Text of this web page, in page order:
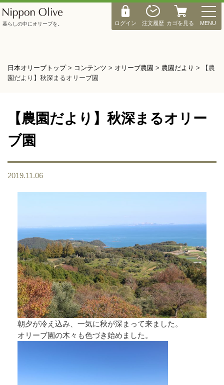
ログイン 注文履歴 カゴを見る
M
E
N
MENU
暮らしの中にオリーブを。
日本オリーブトップ> コンテンツ > オリーブ農園 > 農園だより >
【農
園だより】秋深まるオリーブ園
【農園だより】秋深まるオリー
ブ園
2019.11.06
朝夕が冷え込み、一気に秋が深まって来ました。
オリーブ園の木々も色づき始めました。